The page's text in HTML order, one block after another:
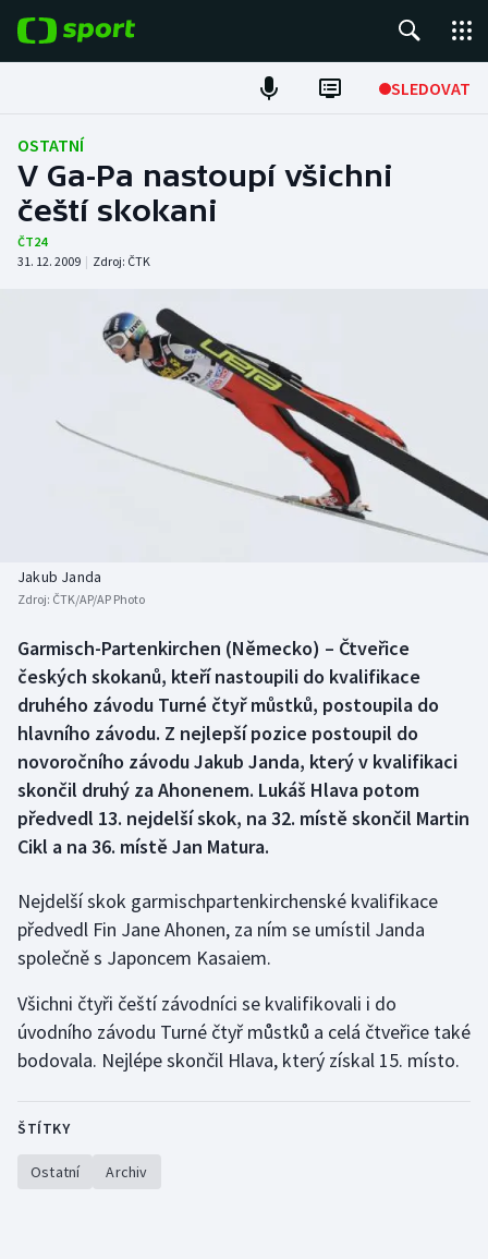
SLEDOVAT
Fotbal
Hokej
Tenis
Cyklistika
Americký fotbal
Biatlon
Boby a skeleton
Box
Curling
Dostihy
Futsal
Gymnastika
Jezdectví
Judo
NEPŘEHLÉDNĚTE
Aplikace ČT sport
AZ kvíz
OSTATNÍ
V Ga-Pa nastoupí všichni
čeští skokani
ČT24
31. 12. 2009 | Zdroj: ČTK
Jakub Janda
Zdroj: ČTK/AP/AP Photo
Garmisch-Partenkirchen (Německo) – Čtveřice
českých skokanů, kteří nastoupili do kvalifikace
druhého závodu Turné čtyř můstků, postoupila do
hlavního závodu. Z nejlepší pozice postoupil do
novoročního závodu Jakub Janda, který v kvalifikaci
skončil druhý za Ahonenem. Lukáš Hlava potom
předvedl 13. nejdelší skok, na 32. místě skončil Martin
Cikl a na 36. místě Jan Matura.
Nejdelší skok garmischpartenkirchenské kvalifikace
předvedl Fin Jane Ahonen, za ním se umístil Janda
společně s Japoncem Kasaiem.
Všichni čtyři čeští závodníci se kvalifikovali i do
úvodního závodu Turné čtyř můstků a celá čtveřice také
bodovala. Nejlépe skončil Hlava, který získal 15. místo.
ŠTÍTKY
Ostatní Archiv